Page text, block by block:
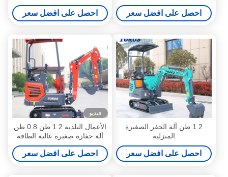
المساحات الضيقة
احصل على افضل سعر
توفير المساحة
احصل على افضل سعر
1.2 طن آلة الحفر الصغيرة
المنزلية
احصل على افضل سعر
فيديو
الأعمال البلدية 1.2 طن 0.8 طن
آلة حفارة صغيرة عالية الطاقة
احصل على افضل سعر